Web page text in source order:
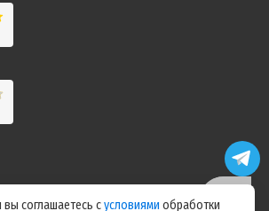
соглашаетесь сусловиями обработки